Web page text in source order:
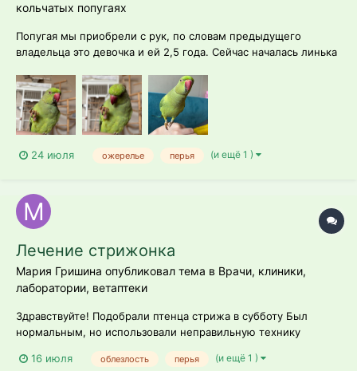
кольчатых попугаях
Попугая мы приобрели с рук, по словам предыдущего
владельца это девочка и ей 2,5 года. Сейчас началась линька
Они сильно отличаются от тех, что я видела на других
кольчатых при формировании ожерелья, похожи на
пигментацию при проблемах с почками....
24 июля ожерелье перья (и ещё 1 )
Лечение стрижонка
Мария Гришина опубликовал тема в Врачи, клиники,
лаборатории, ветаптеки
Здравствуйте! Подобрали птенца стрижа в субботу Был
нормальным, но использовали неправильную технику
приняли ни в одной ветклинике, а волонтеры просто не
16 июля облезлость перья (и ещё 1 )